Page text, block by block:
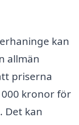
kan
allmän
priserna
000 kronor för
Det kan